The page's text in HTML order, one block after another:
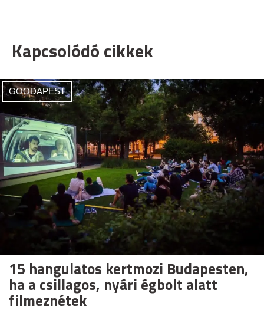
Kapcsolódó cikkek
GOODAPEST
15 hangulatos kertmozi Budapesten,
ha a csillagos, nyári égbolt alatt
filmeznétek